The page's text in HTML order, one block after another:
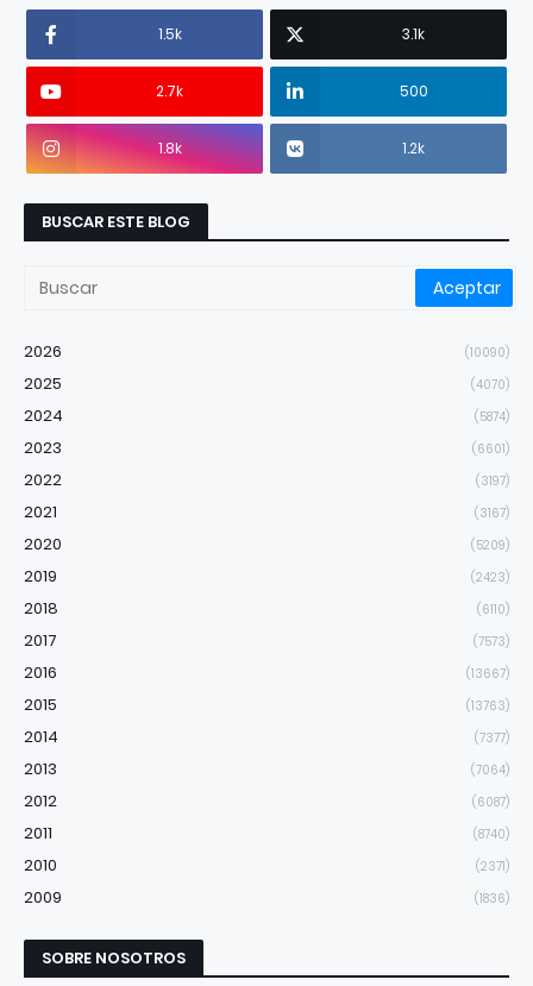
1.5k 3.1k
2.7k 500
1.8k 1.2k
BUSCAR ESTE BLOG
2026 (10090)
2025 (4070)
2024 (5874)
2023 (6601)
2022 (3197)
2021 (3167)
2020 (5209)
2019 (2423)
2018 (6110)
2017 (7573)
2016 (13667)
2015 (13763)
2014 (7377)
2013 (7064)
2012 (6087)
2011 (8740)
2010 (2371)
2009 (1836)
SOBRE NOSOTROS